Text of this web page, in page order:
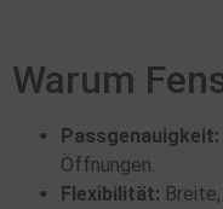
Warum
Passgenauigkeit:
Öffnungen.
Flexibilität: